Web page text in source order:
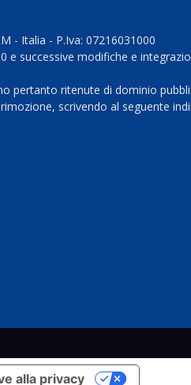
- Italia - P.Iva: 07216031000
e successive modifiche e
pertanto ritenute di dominio
scrivendo al seguente
alla privacy